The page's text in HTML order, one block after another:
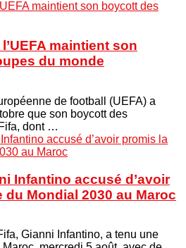
maintient son
du monde
de football (UEFA) a
que son boycott des
dont …
Infantino accusé d’avoir
du Mondial 2030 au Maroc
Gianni Infantino, a tenu une